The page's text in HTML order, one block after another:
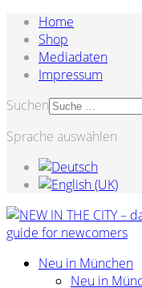
Home
Shop
Mediadaten
Impressum
Suchen
Sprache auswählen
Neu in München
Neu in